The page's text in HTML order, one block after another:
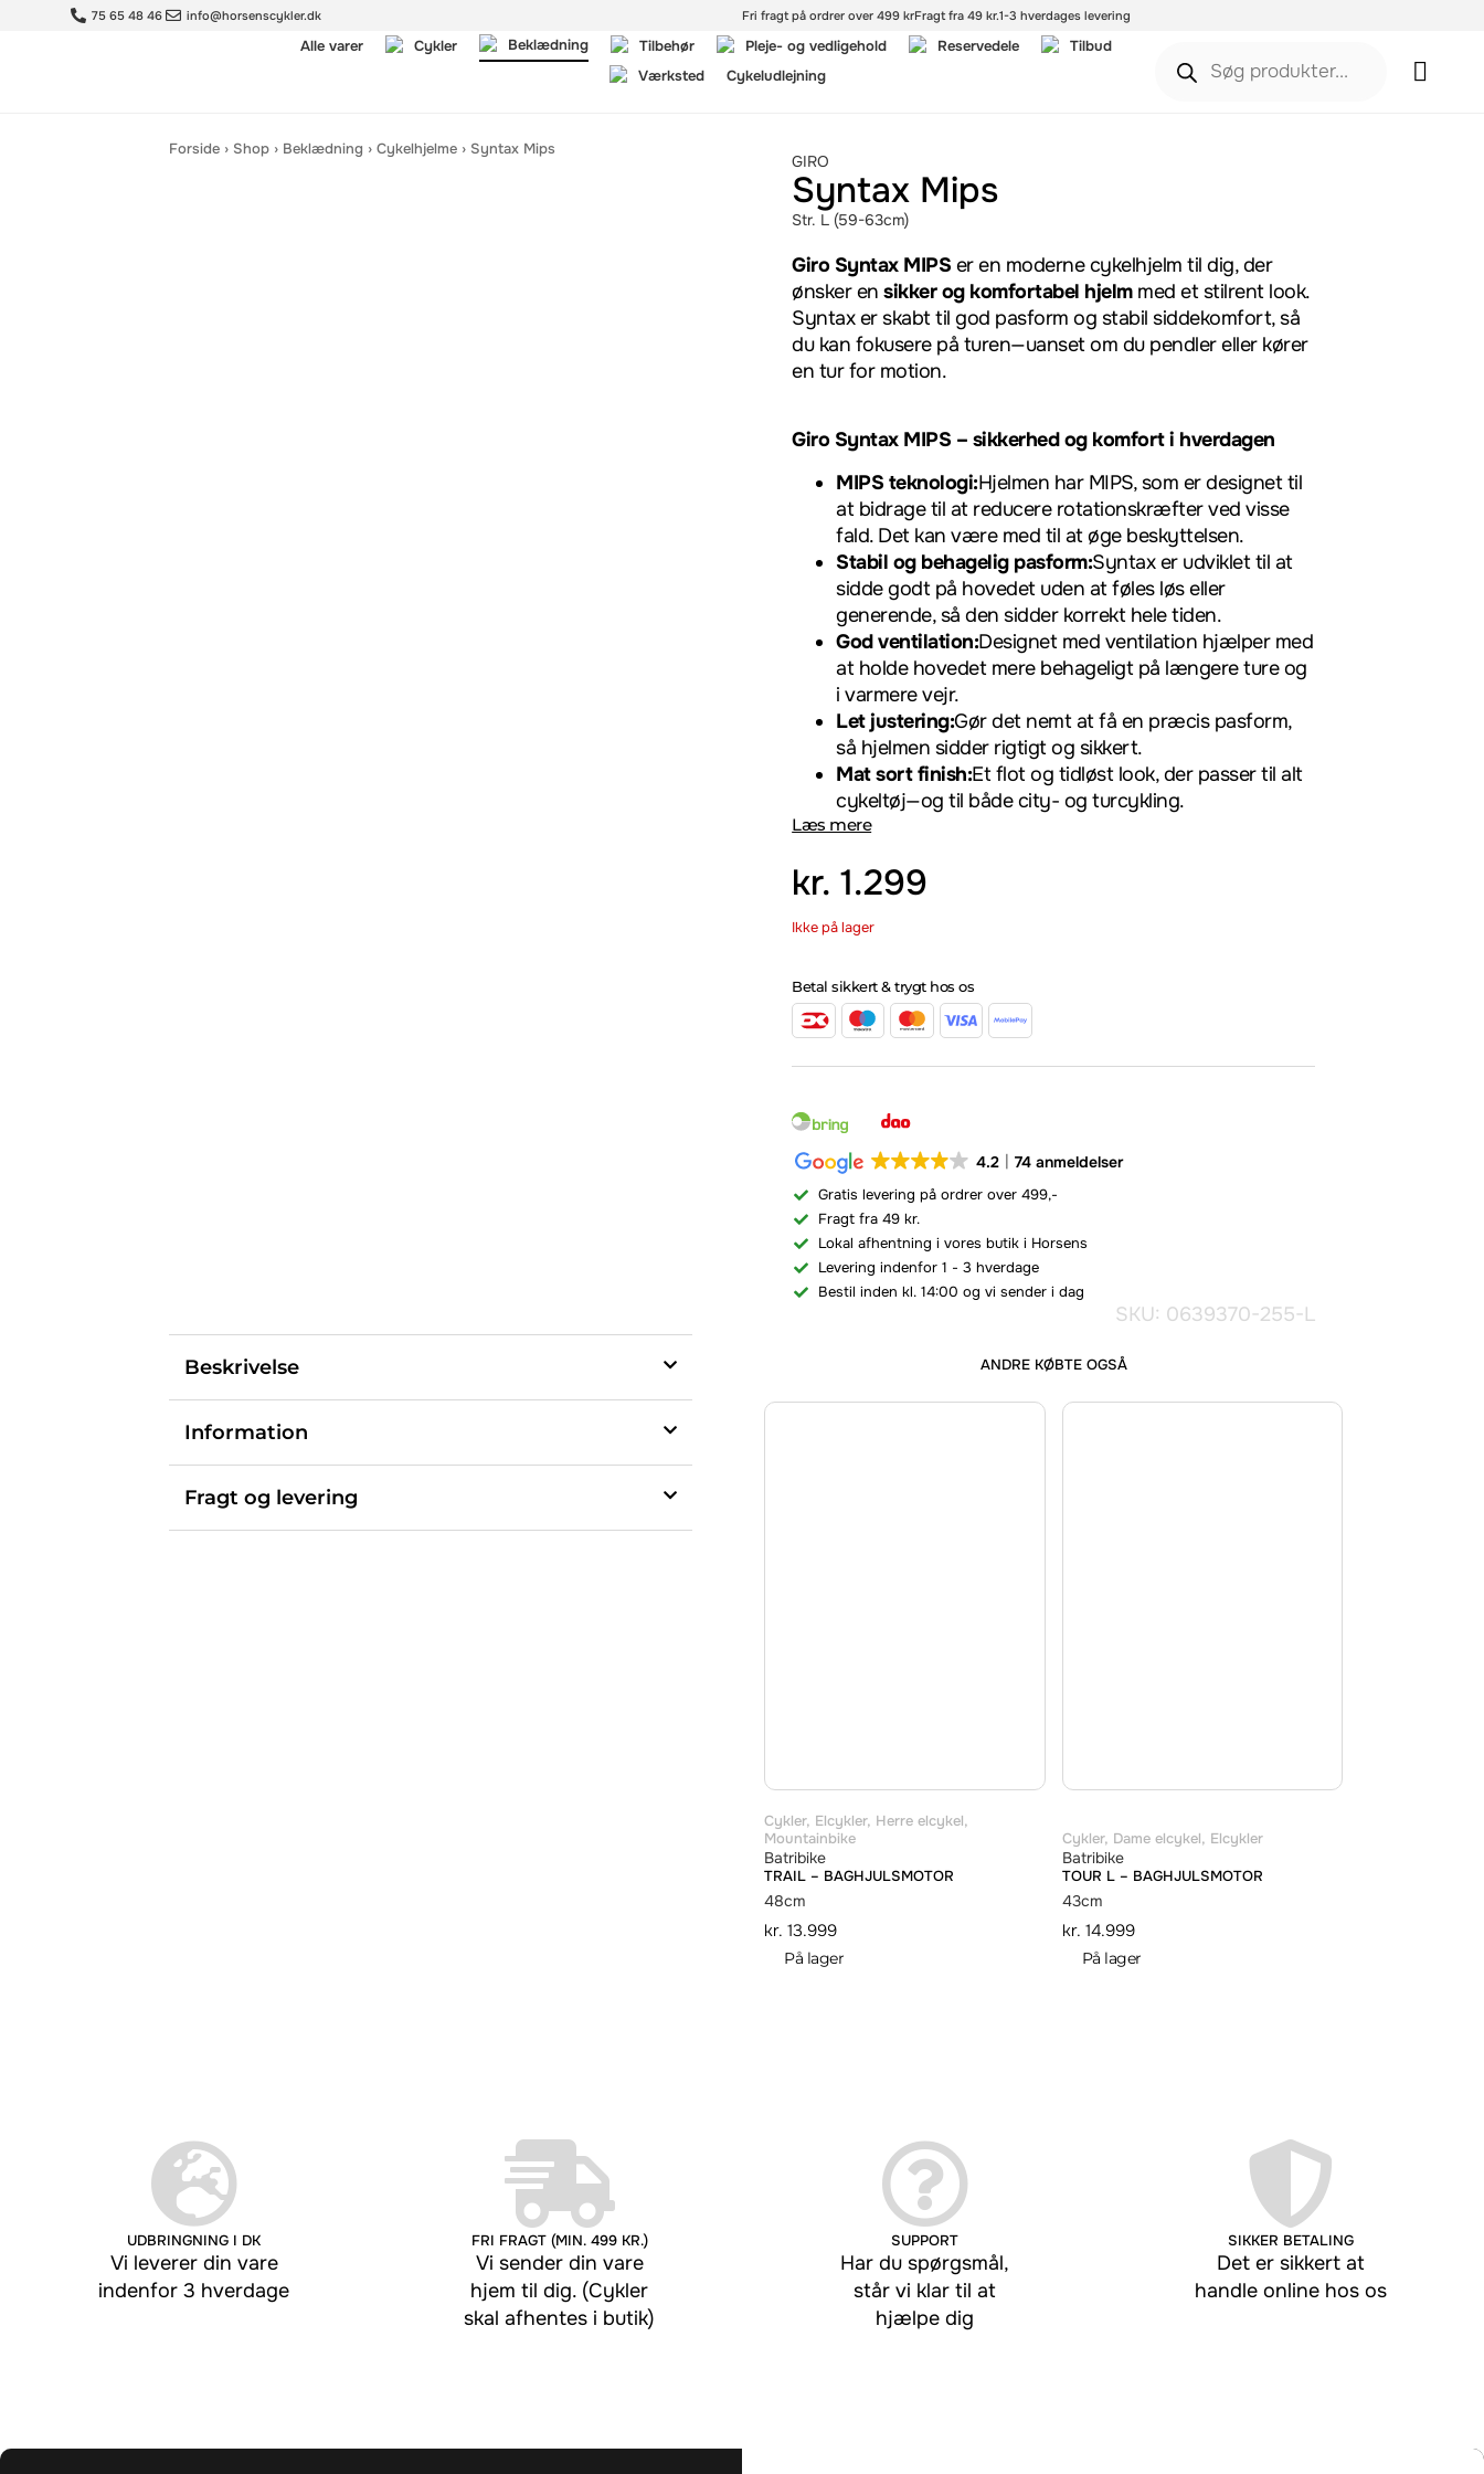
75 65 48 46 info@horsenscykler.dk Fri fragt på ordrer over 499 krFragt fra 49 kr.1-3 hverdages levering
Alle varer Cykler Beklædning Tilbehør Pleje- og vedligehold Reservedele
Tilbud
Værksted
Cykeludlejning
Forside› Shop› Beklædning › Cykelhjelme› Syntax Mips
GIRO
Syntax Mips
Str. L (59-63cm)
Giro Syntax MIPS er en moderne cykelhjelm til dig, der
ønsker ensikker og komfortabel hjelmmed et stilrent look.
Syntax er skabt til god pasform og stabil siddekomfort, så
du kan fokusere på turen—uanset om du pendler eller kører
en tur for motion.
Giro Syntax MIPS – sikkerhed og komfort i hverdagen
MIPS teknologi:Hjelmen har MIPS, som er designet til
at bidrage til at reducere rotationskræfter ved visse
fald. Det kan være med til at øge beskyttelsen.
Stabil og behagelig pasform:Syntax er udviklet til at
sidde godt på hovedet uden at føles løs eller
generende, så den sidder korrekt hele tiden.
God ventilation:Designet med ventilation hjælper med
at holde hovedet mere behageligt på længere ture og
i varmere vejr.
Let justering:Gør det nemt at få en præcis pasform,
så hjelmen sidder rigtigt og sikkert.
Mat sort finish:Et flot og tidløst look, der passer til alt
cykeltøj—og til både city- og turcykling.
Læs mere
kr. 1.299
Ikke på lager
Betal sikkert & trygt hos os
4.2 74 anmeldelser
Gratis levering på ordrer over 499,-
Fragt fra 49 kr.
Lokal afhentning i vores butik i Horsens
Levering indenfor 1 - 3 hverdage
Bestil inden kl. 14:00 og vi sender i dag
SKU: 0639370-255-L
Beskrivelse
Information
Fragt og levering
ANDRE KØBTE OGSÅ
Cykler, Elcykler, Herre elcykel,
Mountainbike
Batribike
TRAIL – BAGHJULSMOTOR
48cm
kr. 13.999
På lager
Cykler, Dame elcykel, Elcykler
Batribike
TOUR L – BAGHJULSMOTOR
43cm
kr. 14.999
På lager
UDBRINGNING I DK
Vi leverer din vare
indenfor 3 hverdage
FRI FRAGT (MIN. 499 KR.)
Vi sender din vare
hjem til dig. (Cykler
skal afhentes i butik)
SUPPORT
Har du spørgsmål,
står vi klar til at
hjælpe dig
SIKKER BETALING
Det er sikkert at
handle online hos os